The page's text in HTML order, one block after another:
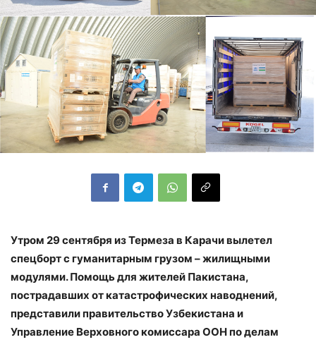
Утром 29 сентября из Термеза в Карачи вылетел
спецборт с гуманитарным грузом – жилищными
модулями. Помощь для жителей Пакистана,
пострадавших от катастрофических наводнений,
представили правительство Узбекистана и
Управление Верховного комиссара ООН по делам